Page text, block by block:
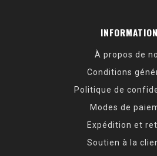
À propos de
Conditions
Politique de
Modes de
Expédition et
Soutien à la